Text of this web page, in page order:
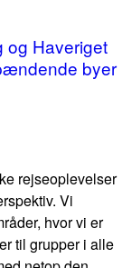
og Haveriget
byer
rejseoplevelser
Vi
hvor vi er
til grupper i alle